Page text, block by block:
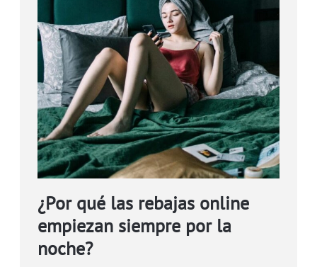
¿Por qué las rebajas online
empiezan siempre por la
noche?